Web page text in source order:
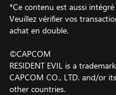
*Ce contenu est aussi
Veuillez vérifier vos
achat en double.
©CAPCOM
RESIDENT EVIL is a
CAPCOM CO., LTD. and/or
other countries.